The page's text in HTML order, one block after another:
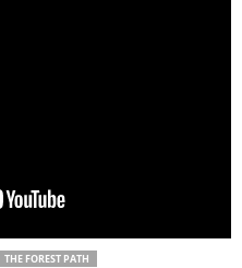
THE FOREST PATH